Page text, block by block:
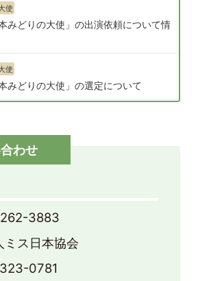
使
みどりの大使」の出演依頼について情
使
みどりの大使」の選定について
みどりの大使」活動報告・2025年度
使
みどりの大使」が選定されました
わせ
3883
ミス日本協会
0781